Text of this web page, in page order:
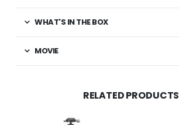
WHAT'S IN THE BOX
MOVIE
RELATED PRODUCTS